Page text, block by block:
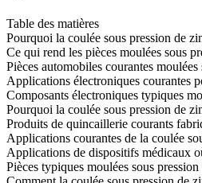
Table des matières
Pourquoi la coulée sous pression de
Ce qui rend les pièces moulées sous
Pièces automobiles courantes
Applications électroniques courantes
Composants électroniques typiques
Pourquoi la coulée sous pression de
Produits de quincaillerie courants
Applications courantes de la coulée
Applications de dispositifs médicaux
Pièces typiques moulées sous